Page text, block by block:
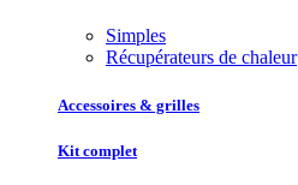
Simples
Récupérateurs de chaleur
Accessoires & grilles
Kit complet